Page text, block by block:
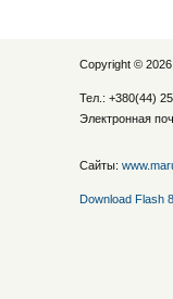
Copyright ©
Тел.: +380(44)
Электронная
Сайты:
Download Flash